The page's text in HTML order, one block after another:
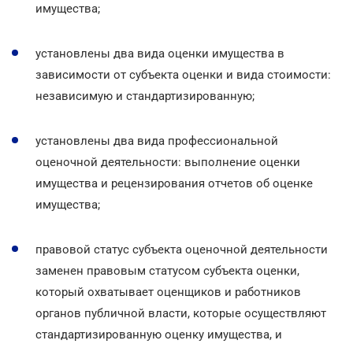
имущества;
установлены два вида оценки имущества в
зависимости от субъекта оценки и вида стоимости:
независимую и стандартизированную;
установлены два вида профессиональной
оценочной деятельности: выполнение оценки
имущества и рецензирования отчетов об оценке
имущества;
правовой статус субъекта оценочной деятельности
заменен правовым статусом субъекта оценки,
который охватывает оценщиков и работников
органов публичной власти, которые осуществляют
стандартизированную оценку имущества, и